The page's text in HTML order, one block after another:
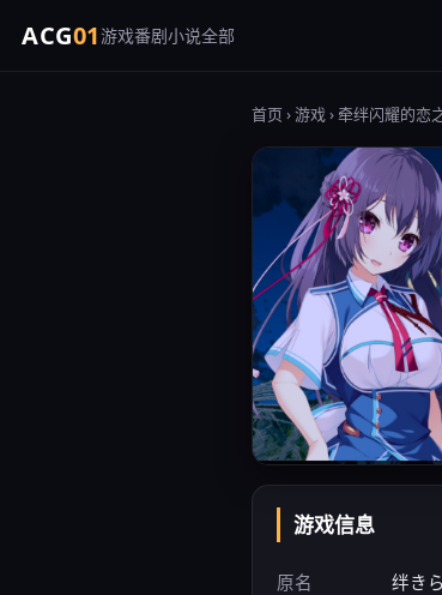
ACG01游戏番剧小说全部
首页 ›游戏› 牵绊闪耀的恋
游戏信息
原名 绊き